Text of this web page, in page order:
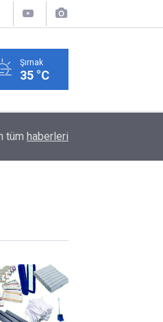
Şırnak
35 °C
Büyük Hizmet: Geleneksel
tüm haberleri